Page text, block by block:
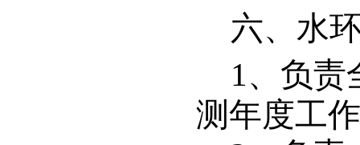
六、水
1、负责
测年度工